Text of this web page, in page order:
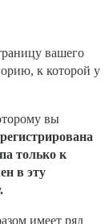
вашего
к которой у
вы
только к
в эту
имеет ряд